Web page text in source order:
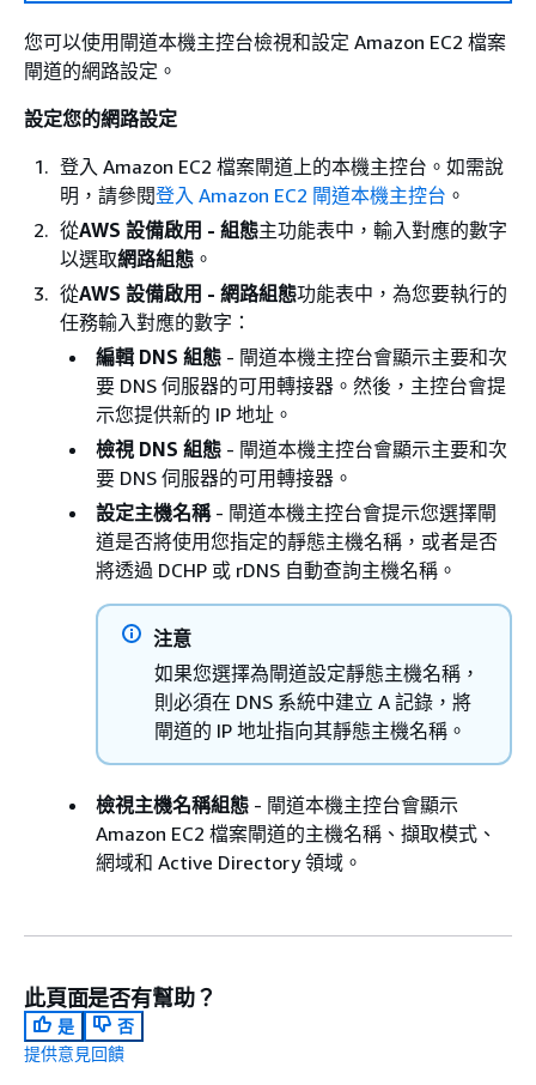
您可以使用閘道本機主控台檢視和設定 Amazon EC2 檔案
閘道的網路設定。
設定您的網路設定
登入 Amazon EC2 檔案閘道上的本機主控台。如需說
明，請參閱登入 Amazon EC2 閘道本機主控台 。
從AWS 設備啟用 - 組態主功能表中，輸入對應的數字
以選取網路組態 。
從AWS 設備啟用 - 網路組態功能表中，為您要執行的
任務輸入對應的數字：
編輯 DNS 組態 - 閘道本機主控台會顯示主要和次
要 DNS 伺服器的可用轉接器。然後，主控台會提
示您提供新的 IP 地址。
檢視 DNS 組態 - 閘道本機主控台會顯示主要和次
要 DNS 伺服器的可用轉接器。
設定主機名稱- 閘道本機主控台會提示您選擇閘
道是否將使用您指定的靜態主機名稱，或者是否
將透過 DCHP 或 rDNS 自動查詢主機名稱。
注意
如果您選擇為閘道設定靜態主機名稱，
則必須在 DNS 系統中建立 A 記錄，將
閘道的 IP 地址指向其靜態主機名稱。
檢視主機名稱組態 - 閘道本機主控台會顯示
Amazon EC2 檔案閘道的主機名稱、擷取模式、
網域和 Active Directory 領域。
此頁面是否有幫助？
是
否
提供意見回饋